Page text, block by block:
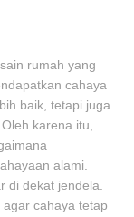
rumah yang
cahaya
baik, tetapi juga
karena itu,
alami.
di dekat jendela.
cahaya tetap